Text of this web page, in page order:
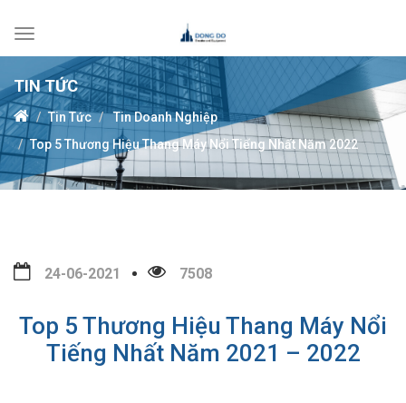
Toggle
navigation
TIN TỨC
Tin Tức
Tin Doanh Nghiệp
Top 5 Thương Hiệu Thang Máy Nổi Tiếng Nhất Năm 2022
24-06-2021 7508
Top 5 Thương Hiệu Thang Máy Nổi
Tiếng Nhất Năm 2021 – 2022